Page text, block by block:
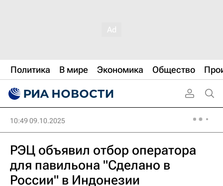
Политика В мире Экономика Общество
10:49 09.10.2025
РЭЦ объявил отбор оператора
для павильона "Сделано в
России" в Индонезии